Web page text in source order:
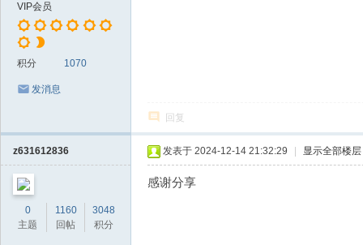
VIP会员
积分 1070
发消息
回复
z631612836
0
主题
1160
回帖
3048
积分
发表于 2024-12-14 21:32:29 显示全部楼层
感谢分享